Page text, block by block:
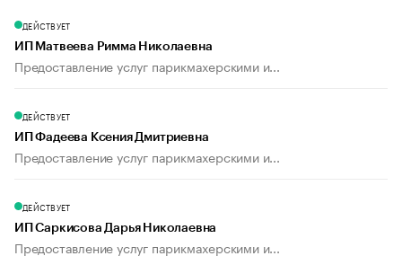
ДЕЙСТВУЕТ
ИП Матвеева Римма Николаевна
Предоставление услуг парикмахерскими и...
ДЕЙСТВУЕТ
ИП Фадеева Ксения Дмитриевна
Предоставление услуг парикмахерскими и...
ДЕЙСТВУЕТ
ИП Саркисова Дарья Николаевна
Предоставление услуг парикмахерскими и...